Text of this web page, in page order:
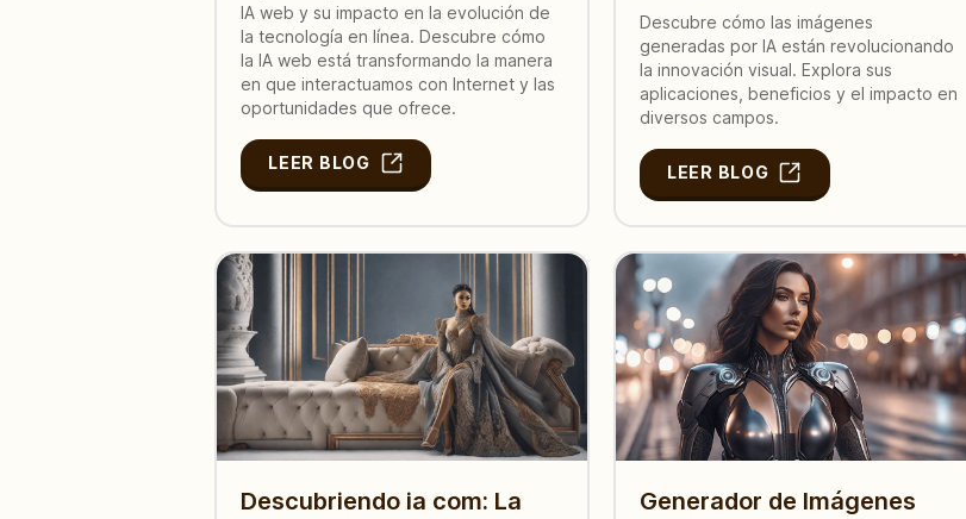
IA web y su impacto en la evolución de
la tecnología en línea. Descubre cómo
la IA web está transformando la manera
en que interactuamos con Internet y las
oportunidades que ofrece.
LEER BLOG
Descubre cómo las imágenes
generadas por IA están revolucionando
la innovación visual. Explora sus
aplicaciones, beneficios y el impacto en
diversos campos.
LEER BLOG
Descubriendo ia com: La
Generador de Imágenes